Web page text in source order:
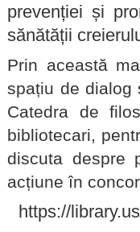
prevenției și
sănătății
Prin această
spațiu de dialog
Catedra de
bibliotecari,
discuta despre
acțiune în
https://